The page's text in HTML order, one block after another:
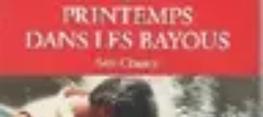
Belles Villes Monde
Inspiration de VoyageVilles à découvrirVoyages
Romantiques Voyages et DécouvertesDécouverte des villes
Belles Villes Monde